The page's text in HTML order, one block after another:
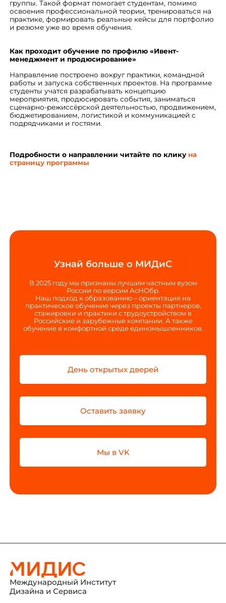
группы. Такой формат помогает студентам, помимо
освоения профессиональной теории, тренироваться на
практике, формировать реальные кейсы для портфолио
и резюме уже во время обучения.
Как проходит обучение по профилю «Ивент-
менеджмент и продюсирование»
Направление построено вокруг практики, командной
работы и запуска собственных проектов. На программе
студенты учатся разрабатывать концепцию
мероприятия, продюсировать события, заниматься
сценарно‑режиссёрской деятельностью, продвижением,
бюджетированием, логистикой и коммуникацией с
подрядчиками и гостями.
Подробности о направлении читайте по клику на
страницу программы
Узнай больше о МИДиС
В 2025 году мы признаны лучшим частным вузом
России по версии АсНОбр.
Наш подход к образованию – ориентация на
практическое обучение через проекты партнеров,
стажировки и практики с трудоустройством в
Российские и зарубежные компании. А также
обучение в комфортной среде единомышленников.
День открытых дверей
Оставить заявку
Мы в VK
Международный Институт
Дизайна и Сервиса